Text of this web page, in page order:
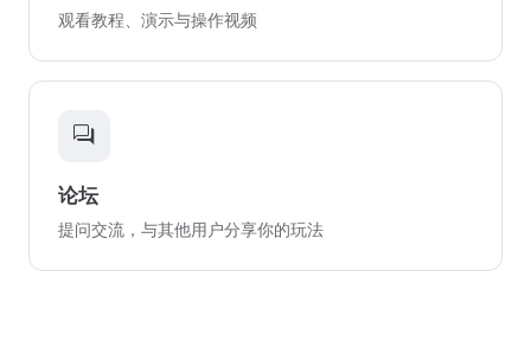
观看教程、演示与操作视频
forum
论坛
提问交流，与其他用户分享你的玩法